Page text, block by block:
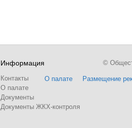
Информация
Контакты
О палате
Документы
Документы ЖКХ-контроля
О палате Размещение
©